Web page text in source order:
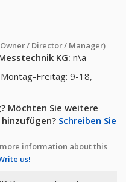
/ Director / Manager)
KG: n\a
Montag-Freitag: 9-18,
Möchten Sie weitere
Schreiben Sie
information about this
us!